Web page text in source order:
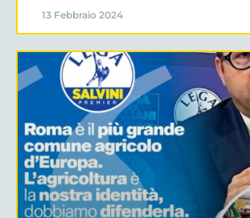
13 Febbraio 2024